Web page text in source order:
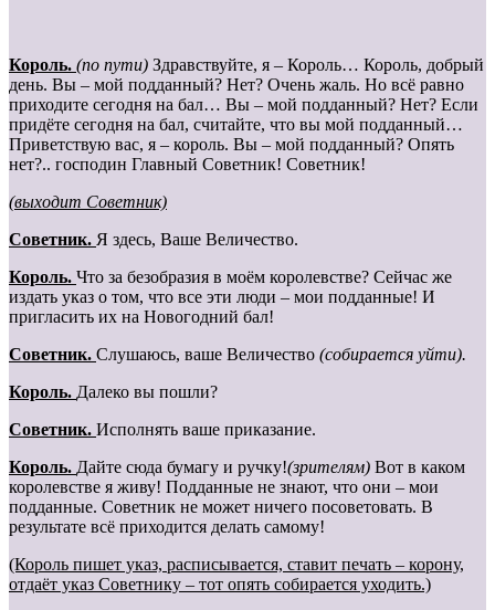
Король. (по пути) Здравствуйте, я – Король… Король, добрый
день. Вы – мой подданный? Нет? Очень жаль. Но всё равно
приходите сегодня на бал… Вы – мой подданный? Нет? Если
придёте сегодня на бал, считайте, что вы мой подданный…
Приветствую вас, я – король. Вы – мой подданный? Опять
нет?.. господин Главный Советник! Советник!
(выходит Советник)
Cоветник. Я здесь, Ваше Величество.
Король. Что за безобразия в моём королевстве? Сейчас же
издать указ о том, что все эти люди – мои подданные! И
пригласить их на Новогодний бал!
Cоветник. Слушаюсь, ваше Величество (собирается уйти).
Король. Далеко вы пошли?
Cоветник. Исполнять ваше приказание.
Король. Дайте сюда бумагу и ручку!(зрителям) Вот в каком
королевстве я живу! Подданные не знают, что они – мои
подданные. Советник не может ничего посоветовать. В
результате всё приходится делать самому!
(Король пишет указ, расписывается, ставит печать – корону,
отдаёт указ Советнику – тот опять собирается уходить.)